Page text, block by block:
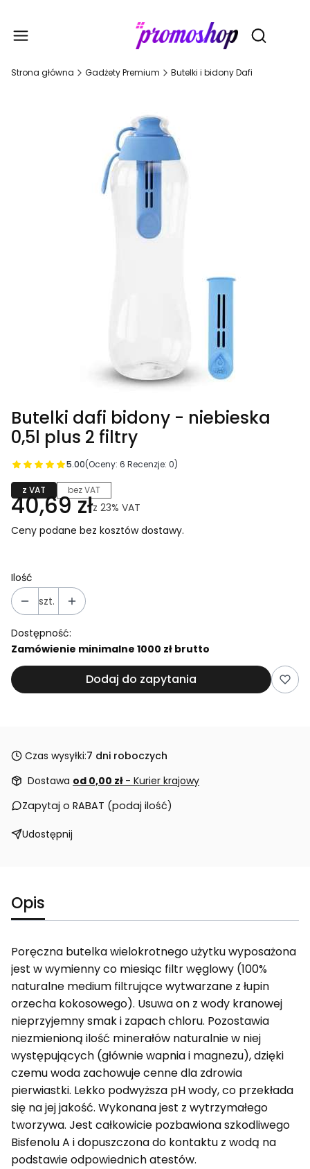
Otwórz
Strona główna Gadżety Premium Butelki i bidony Dafi
Butelki dafi bidony - niebieska
0,5l plus 2 filtry
5.00(Oceny: 6 Recenzje: 0)
z VAT bez VAT
40,69 złz 23% VAT
Ceny podane bez kosztów dostawy.
Ilość
szt.
Dostępność:
Zamówienie minimalne 1000 zł brutto
Dodaj do zapytania
Czas wysyłki:7 dni roboczych
Dostawa od 0,00 zł - Kurier krajowy
Zapytaj o RABAT (podaj ilość)
Udostępnij
Opis
Poręczna butelka wielokrotnego użytku wyposażona
jest w wymienny co miesiąc filtr węglowy (100%
naturalne medium filtrujące wytwarzane z łupin
orzecha kokosowego). Usuwa on z wody kranowej
nieprzyjemny smak i zapach chloru. Pozostawia
niezmienioną ilość minerałów naturalnie w niej
występujących (głównie wapnia i magnezu), dzięki
czemu woda zachowuje cenne dla zdrowia
pierwiastki. Lekko podwyższa pH wody, co przekłada
się na jej jakość. Wykonana jest z wytrzymałego
tworzywa. Jest całkowicie pozbawiona szkodliwego
Bisfenolu A i dopuszczona do kontaktu z wodą na
podstawie odpowiednich atestów.